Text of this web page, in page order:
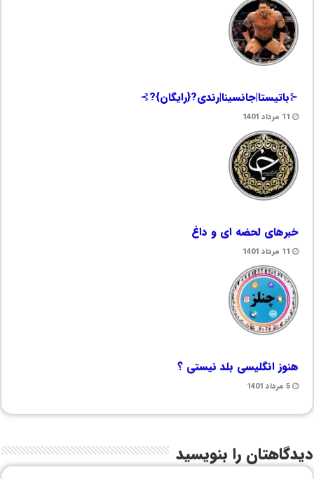
⊰باتیستا|جانسینا|رندی?{رایگان}?⊱
11 مرداد 1401
خبرهای لحضه ای و داغ
11 مرداد 1401
هنوز انگلیسی بلد نیستی ؟
5 مرداد 1401
دیدگاهتان را بنویسید